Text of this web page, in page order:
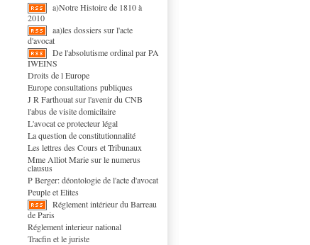
a)Notre Histoire de 1810 à
2010
aa)les dossiers sur l'acte
d'avocat
De l'absolutisme ordinal par PA
IWEINS
Droits de l Europe
Europe consultations publiques
J R Farthouat sur l'avenir du CNB
l'abus de visite domicilaire
L'avocat ce protecteur légal
La question de constitutionnalité
Les lettres des Cours et Tribunaux
Mme Alliot Marie sur le numerus
clausus
P Berger: déontologie de l'acte d'avocat
Peuple et Elites
Réglement intérieur du Barreau
de Paris
Réglement interieur national
Tracfin et le juriste